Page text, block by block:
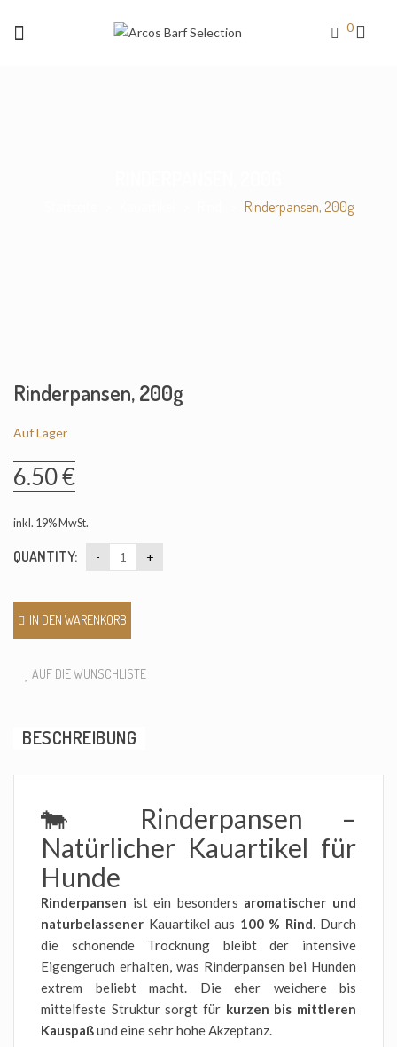
0
Rinderpansen, 200g
Rinderpansen, 200g
Auf Lager
6.50€
inkl. 19% MwSt.
QUANTITY:
IN DEN WARENKORB
AUF DIE WUNSCHLISTE
BESCHREIBUNG
🐄 Rinderpansen –
Natürlicher Kauartikel für
Hunde
Rinderpansen ist ein besonders aromatischer und
naturbelassener Kauartikel aus 100 % Rind. Durch
die schonende Trocknung bleibt der intensive
Eigengeruch erhalten, was Rinderpansen bei Hunden
extrem beliebt macht. Die eher weichere bis
mittelfeste Struktur sorgt für kurzen bis mittleren
Kauspaßund eine sehr hohe Akzeptanz.